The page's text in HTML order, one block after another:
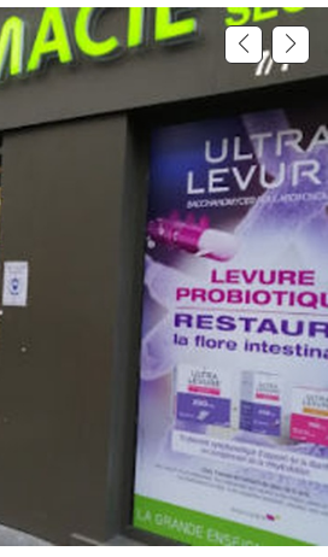
du
point
de
vente
Elsie
Santé